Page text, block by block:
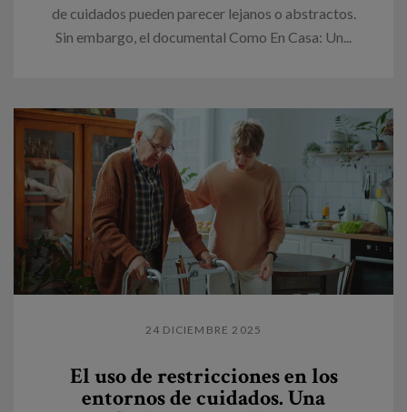
de cuidados pueden parecer lejanos o abstractos.
Sin embargo, el documental Como En Casa: Un...
24 DICIEMBRE 2025
El uso de restricciones en los
entornos de cuidados. Una